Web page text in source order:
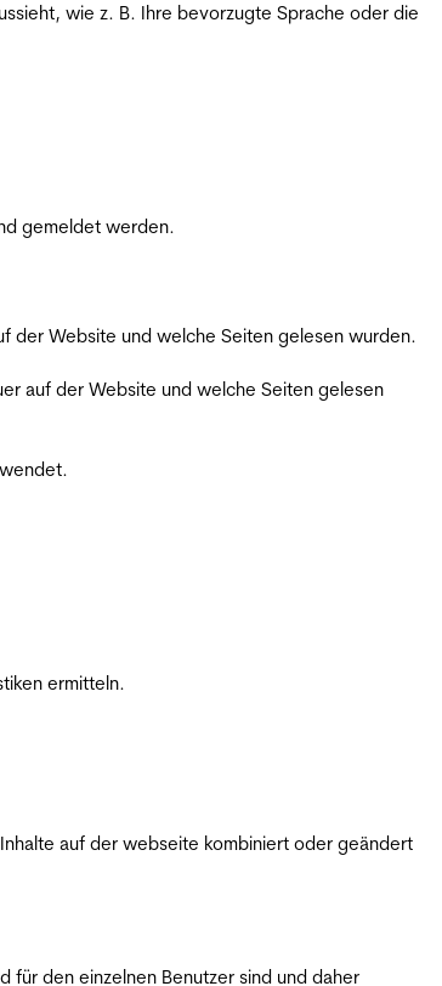
wie z. B. Ihre bevorzugte Sprache oder die
gemeldet werden.
der Website und welche Seiten gelesen wurden.
auf der Website und welche Seiten gelesen
ermitteln.
auf der webseite kombiniert oder geändert
den einzelnen Benutzer sind und daher